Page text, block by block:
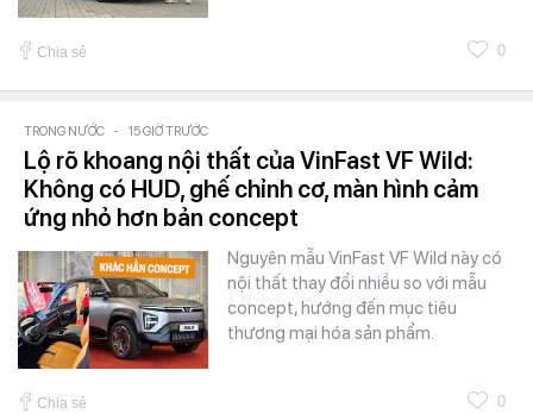
Chia sẻ 0
TRONG NƯỚC - 15 GIỜ TRƯỚC
Lộ rõ khoang nội thất của VinFast VF Wild:
Không có HUD, ghế chỉnh cơ, màn hình cảm
ứng nhỏ hơn bản concept
Nguyên mẫu VinFast VF Wild này có
nội thất thay đổi nhiều so với mẫu
concept, hướng đến mục tiêu
thương mại hóa sản phẩm.
Chia sẻ 0